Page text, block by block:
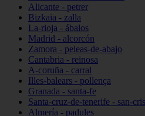
Alicante - petrer
Bizkaia - zalla
La-rioja - ábalos
Madrid - alcorcón
Zamora - peleas-de-abajo
Cantabria - reinosa
A-coruña - carral
Illes-balears - pollença
Granada - santa-fe
Santa-cruz-de-tenerife - san-
Almería - padules